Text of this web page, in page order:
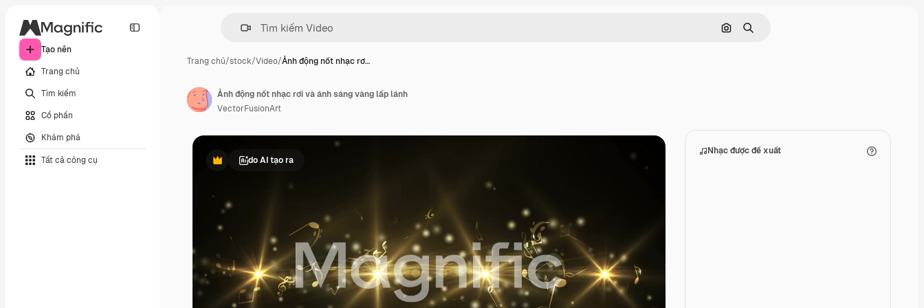
Tạo nên
Trang chủ
Tìm kiếm
Cổ phần
Khám phá
Tất cả công cụ
Tìm kiếm bằng hình ảnh
Tìm kiếm
Trang chủ/stock/Video/Ảnh động nốt nhạc rơ…
Phần thưởngdo AI tạo ra
Nhạc được đề xuất
Ảnh động nốt nhạc rơi và ánh sáng vàng lấp lánh
VectorFusionArt